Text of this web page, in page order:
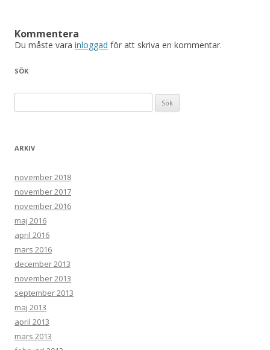
Kommentera
Du måste vara inloggad för att skriva en kommentar.
SÖK
ARKIV
november 2018
november 2017
november 2016
maj 2016
april 2016
mars 2016
december 2013
november 2013
september 2013
maj 2013
april 2013
mars 2013